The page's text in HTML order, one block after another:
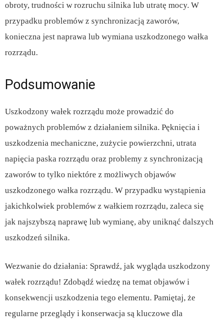
obroty, trudności w rozruchu silnika lub utratę mocy. W
przypadku problemów z synchronizacją zaworów,
konieczna jest naprawa lub wymiana uszkodzonego wałka
rozrządu.
Podsumowanie
Uszkodzony wałek rozrządu może prowadzić do
poważnych problemów z działaniem silnika. Pęknięcia i
uszkodzenia mechaniczne, zużycie powierzchni, utrata
napięcia paska rozrządu oraz problemy z synchronizacją
zaworów to tylko niektóre z możliwych objawów
uszkodzonego wałka rozrządu. W przypadku wystąpienia
jakichkolwiek problemów z wałkiem rozrządu, zaleca się
jak najszybszą naprawę lub wymianę, aby uniknąć dalszych
uszkodzeń silnika.
Wezwanie do działania: Sprawdź, jak wygląda uszkodzony
wałek rozrządu! Zdobądź wiedzę na temat objawów i
konsekwencji uszkodzenia tego elementu. Pamiętaj, że
regularne przeglądy i konserwacja są kluczowe dla